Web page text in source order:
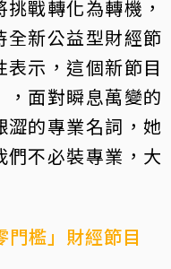
戰轉化為轉機，
新公益型財經節
示，這個新節目
面對瞬息萬變的
澀的專業名詞，她
不必裝專業，大
檻」財經節目